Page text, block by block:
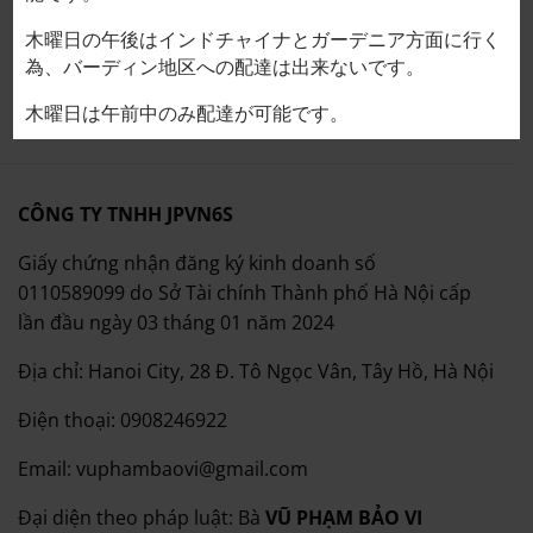
Tan stew, Tan curry, Miso stew, etc.
CÔNG TY TNHH JPVN6S
Giấy chứng nhận đăng ký kinh doanh số
0110589099 do Sở Tài chính Thành phố Hà Nội cấp
lần đầu ngày 03 tháng 01 năm 2024
Địa chỉ: Hanoi City, 28 Đ. Tô Ngọc Vân, Tây Hồ, Hà Nội
Điện thoại: 0908246922
Email: vuphambaovi@gmail.com
Đại diện theo pháp luật: Bà VŨ PHẠM BẢO VI
木曜日の午後はインドチャイナとガーデニア方面に行く
為、バーディン地区への配達は出来ないです。
木曜日は午前中のみ配達が可能です。